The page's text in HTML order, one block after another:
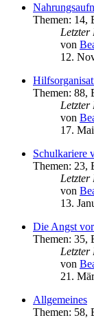
Themen: 14,
Letzter
von
12.
Themen: 88,
Letzter
von
17.
Schulkariere
Themen: 23,
Letzter
von
13.
Die Angst
Themen: 35,
Letzter
von
21.
Allgemeines
Themen: 58,